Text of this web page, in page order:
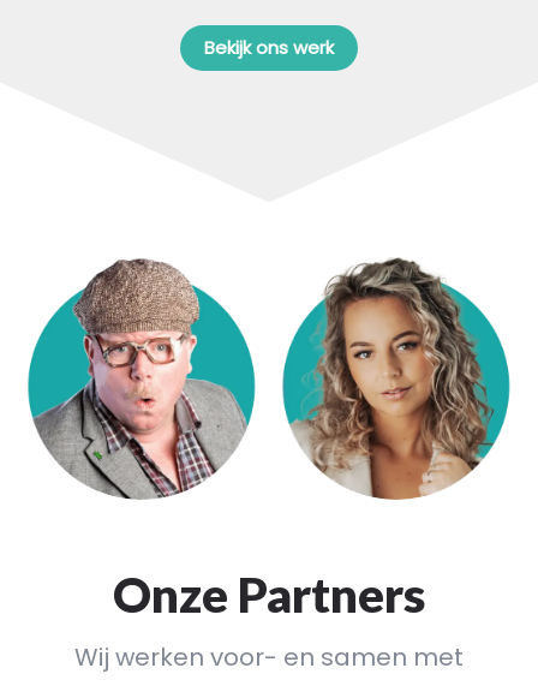
Bekijk ons werk
Onze Partners
Wij werken voor- en samen met